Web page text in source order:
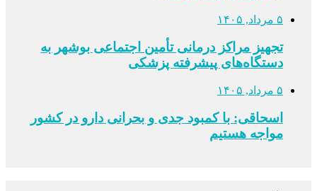
۵ مرداد, ۱۴۰۵
تجهیز مراکز درمانی تأمین اجتماعی بوشهر به
دستگاه‌های پیشرفته پزشکی
۵ مرداد, ۱۴۰۵
اسحاقی: با کمبود جدی و بحرانی دارو در کشور
مواجه هستیم